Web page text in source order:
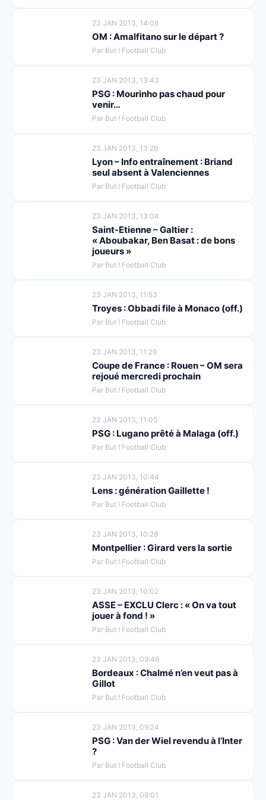
23 JAN 2013, 14:08
OM : Amalfitano sur le départ ?
Par But ! Football Club
23 JAN 2013, 13:43
PSG : Mourinho pas chaud pour
venir…
Par But ! Football Club
23 JAN 2013, 13:26
Lyon – Info entraînement : Briand
seul absent à Valenciennes
Par But ! Football Club
23 JAN 2013, 13:04
Saint-Etienne – Galtier :
« Aboubakar, Ben Basat : de bons
joueurs »
Par But ! Football Club
23 JAN 2013, 11:53
Troyes : Obbadi file à Monaco (off.)
Par But ! Football Club
23 JAN 2013, 11:29
Coupe de France : Rouen – OM sera
rejoué mercredi prochain
Par But ! Football Club
23 JAN 2013, 11:05
PSG : Lugano prêté à Malaga (off.)
Par But ! Football Club
23 JAN 2013, 10:44
Lens : génération Gaillette !
Par But ! Football Club
23 JAN 2013, 10:28
Montpellier : Girard vers la sortie
Par But ! Football Club
23 JAN 2013, 10:02
ASSE – EXCLU Clerc : « On va tout
jouer à fond ! »
Par But ! Football Club
23 JAN 2013, 09:46
Bordeaux : Chalmé n’en veut pas à
Gillot
Par But ! Football Club
23 JAN 2013, 09:24
PSG : Van der Wiel revendu à l’Inter
?
Par But ! Football Club
23 JAN 2013, 09:01